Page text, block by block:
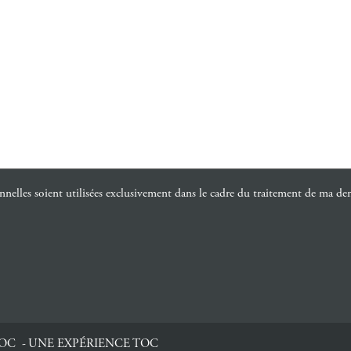
soient utilisées exclusivement dans le cadre du traitement de ma
UNE EXPÉRIENCE TOC